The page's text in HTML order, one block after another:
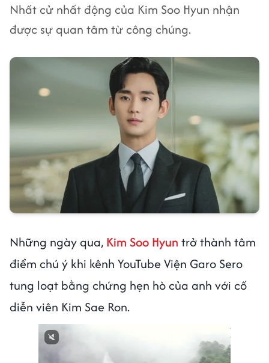
Nhất cử nhất động của Kim Soo Hyun nhận
được sự quan tâm từ công chúng.
Những ngày qua, Kim Soo Hyun trở thành tâm
điểm chú ý khi kênh YouTube Viện Garo Sero
tung loạt bằng chứng hẹn hò của anh với cố
diễn viên Kim Sae Ron.